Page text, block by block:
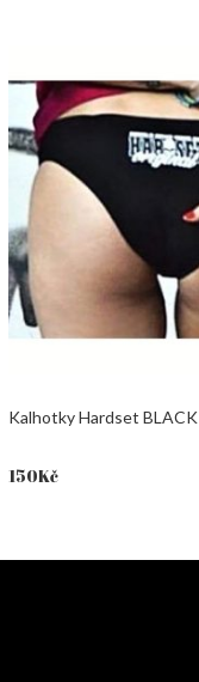
Kalhotky Hardset BLACK
150Kč